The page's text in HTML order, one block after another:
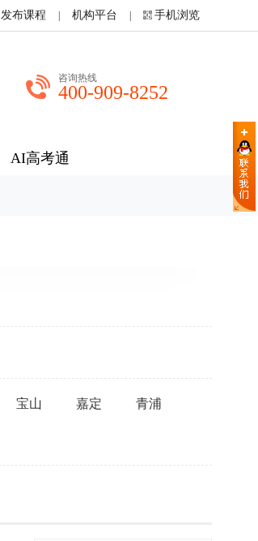
发布课程 机构平台 手机浏览
咨询热线
400-909-8252
AI高考通
宝山 嘉定 青浦